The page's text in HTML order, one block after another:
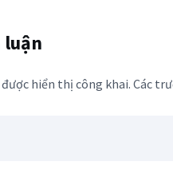
hiển thị công khai. Các